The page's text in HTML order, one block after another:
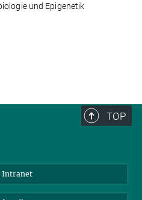
und Epigenetik
TOP
Intranet